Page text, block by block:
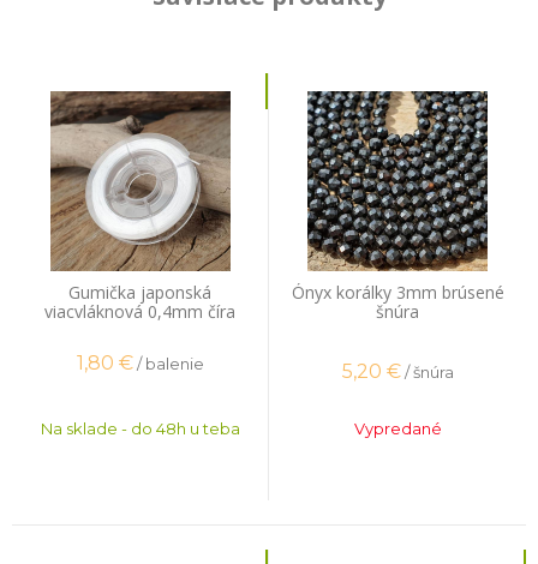
Gumička japonská
viacvláknová 0,4mm číra
1,80 € / balenie
Na sklade - do 48h u teba
Ónyx korálky 3mm brúsené
šnúra
5,20 € / šnúra
Vypredané